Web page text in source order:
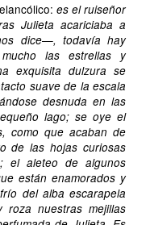
es el ruiseñor
Julieta acariciaba a
dice—, todavía hay
las estrellas y
exquisita dulzura se
suave de la escala
desnuda en las
lago; se oye el
como que acaban de
de las hojas curiosas
el aleteo de algunos
están enamorados y
del alba escarapela
roza nuestras mejillas